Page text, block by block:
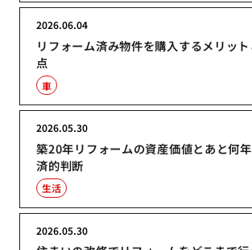
リフォーム済み物件を購入するメリッ
点
2026.06.04
車
築20年リフォームの資産価値とあと何
済的判断
2026.05.30
生活
2026.05.30